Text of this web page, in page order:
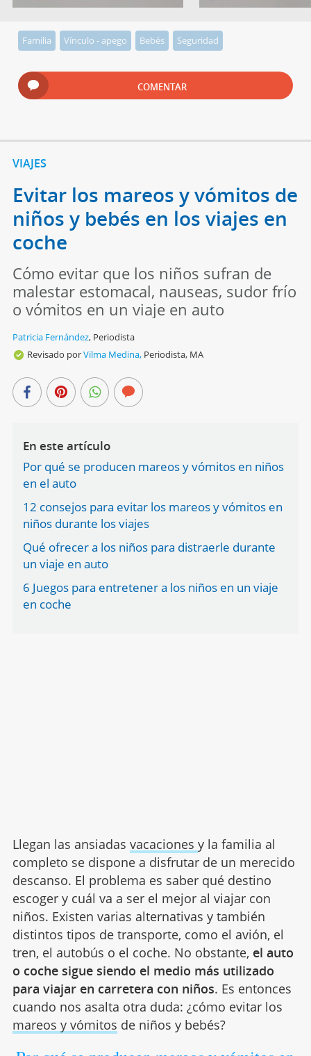
Familia Vínculo - apego Bebés Seguridad
COMENTAR
VIAJES
Evitar los mareos y vómitos de
niños y bebés en los viajes en
coche
Cómo evitar que los niños sufran de
malestar estomacal, nauseas, sudor frío
o vómitos en un viaje en auto
Patricia Fernández, Periodista
Revisado porVilma Medina, Periodista, MA
En este artículo
Por qué se producen mareos y vómitos en niños
en el auto
12 consejos para evitar los mareos y vómitos en
niños durante los viajes
Qué ofrecer a los niños para distraerle durante
un viaje en auto
6 Juegos para entretener a los niños en un viaje
en coche
Llegan las ansiadas vacaciones y la familia al
completo se dispone a disfrutar de un merecido
descanso. El problema es saber qué destino
escoger y cuál va a ser el mejor al viajar con
niños. Existen varias alternativas y también
distintos tipos de transporte, como el avión, el
tren, el autobús o el coche. No obstante, el auto
o coche sigue siendo el medio más utilizado
para viajar en carretera con niños. Es entonces
cuando nos asalta otra duda: ¿cómo evitar los
mareos y vómitos de niños y bebés?